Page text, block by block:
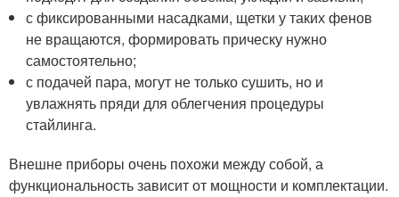
с фиксированными насадками, щетки у таких фенов
не вращаются, формировать прическу нужно
самостоятельно;
с подачей пара, могут не только сушить, но и
увлажнять пряди для облегчения процедуры
стайлинга.
Внешне приборы очень похожи между собой, а
функциональность зависит от мощности и комплектации.